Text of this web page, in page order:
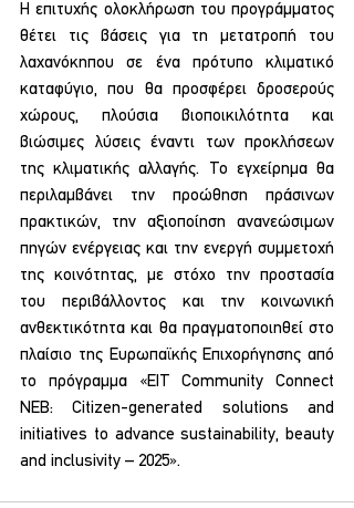
Η επιτυχής ολοκλήρωση του προγράμματος
θέτει τις βάσεις για τη μετατροπή του
λαχανόκηπου σε ένα πρότυπο κλιματικό
καταφύγιο, που θα προσφέρει δροσερούς
χώρους, πλούσια βιοποικιλότητα και
βιώσιμες λύσεις έναντι των προκλήσεων
της κλιματικής αλλαγής. Το εγχείρημα θα
περιλαμβάνει την προώθηση πράσινων
πρακτικών, την αξιοποίηση ανανεώσιμων
πηγών ενέργειας και την ενεργή συμμετοχή
της κοινότητας, με στόχο την προστασία
του περιβάλλοντος και την κοινωνική
ανθεκτικότητα και θα πραγματοποιηθεί στο
πλαίσιο της Ευρωπαϊκής Επιχορήγησης από
το πρόγραμμα «EIT Community Connect
NEB: Citizen-generated solutions and
initiatives to advance sustainability, beauty
and inclusivity – 2025».